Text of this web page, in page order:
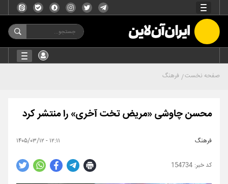
صفحه نخست فرهنگ
محسن چاوشی «مریض تخت آخری» را منتشر کرد
فرهنگ ۱۲:۱۱ - ۱۴۰۵/۰۳/۱۲
154734